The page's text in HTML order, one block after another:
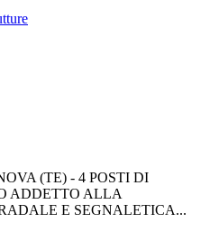
(TE) - 4 POSTI DI
ADDETTO ALLA
E SEGNALETICA...